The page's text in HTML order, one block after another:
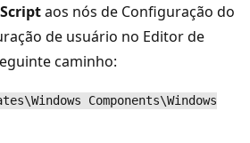
aos nós de Configuração do
de usuário no Editor de
caminho:
Components\Windows